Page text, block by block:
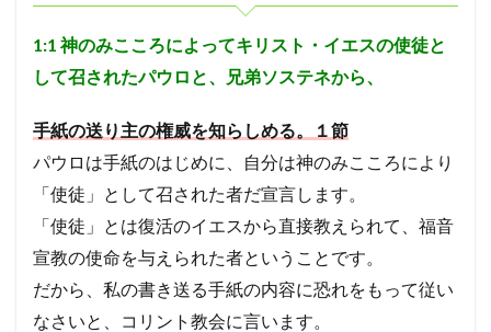
る。
私は
神か
を帯
びて
い
る。
手紙
に真
応答
せよ
1:1神のみこころによってキリスト・イエスの使徒と
して召されたパウロと、兄弟ソステネから、
手紙の送り主の権威を知らしめる。１節
パウロは手紙のはじめに、自分は神のみこころにより
「使徒」として召された者だ宣言します。
「使徒」とは復活のイエスから直接教えられて、福音
宣教の使命を与えられた者ということです。
だから、私の書き送る手紙の内容に恐れをもって従い
なさいと、コリント教会に言います。
救い
ヨアシュ ヒゼキヤ
新生
バテシェバ
原罪 永遠の命 ラザロ
聖徒
看守 判断 ガラテヤ
改革
アッシリヤ マナセ
アブシャロム
ギデオン
神の保護 ロバの子
心
キリスト
リディア 分裂 善行
火
エホヤダ
疫病 ヤコブ
ナバル
アビメレク
神への服従 シュロ
支配
召命
テサロニケ 処罰 誤った